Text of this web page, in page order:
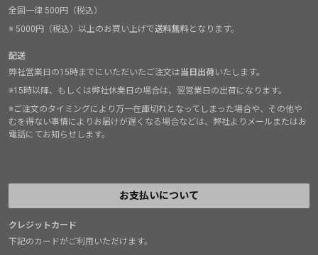
全国一律 500円（税込）
※ 5000円（税込）以上のお買い上げで送料無料となります。
配送
弊社営業日の15時までにいただいたご注文は当日出荷いたします。
※15時以降、もしくは弊社休業日の場合は、翌営業日の出荷になります。
※ご注文のタイミングにより万一在庫切れとなってしまった場合や、その他や
むを得ない事情によりお届けが遅くなる場合などは、弊社よりメールまたはお
電話にてお知らせします。
お支払いについて
クレジットカード
下記のカードがご利用いただけます。